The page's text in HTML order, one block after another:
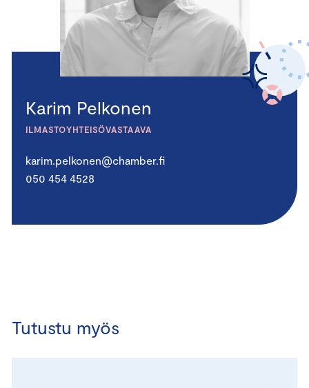
Karim Pelkonen
ILMASTOYHTEISÖVASTAAVA
karim.pelkonen@chamber.fi
050 454 4528
Tutustu myös